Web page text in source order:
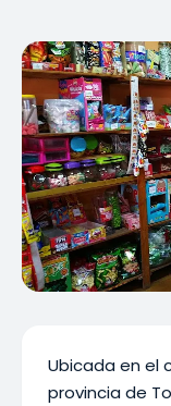
Ubicada en el
provincia de